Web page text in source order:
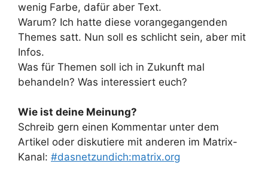
wenig Farbe, dafür aber Text.
Warum? Ich hatte diese vorangegangenden
Themes satt. Nun soll es schlicht sein, aber mit
Infos.
Was für Themen soll ich in Zukunft mal
behandeln? Was interessiert euch?
Wie ist deine Meinung?
Schreib gern einen Kommentar unter dem
Artikel oder diskutiere mit anderen im Matrix-
Kanal: #dasnetzundich:matrix.org